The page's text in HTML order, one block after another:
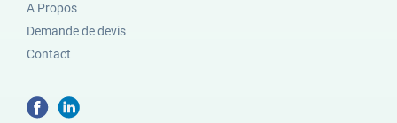
A Propos
Demande de devis
Contact